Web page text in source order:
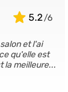
5.2
et l'ai
qu'elle est
la meilleure...